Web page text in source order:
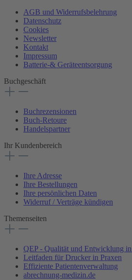
AGB und Widerrufsbelehrung
Datenschutz
Cookies
Newsletter
Kontakt
Impressum
Batterie-& Geräteentsorgung
Buchgeschäft
Buchrezensionen
Buch-Retoure
Handelspartner
Ihr Kundenbereich
Ihre Adresse
Ihre Bestellungen
Ihre persönlichen Daten
Widerruf / Verträge kündigen
Themenseiten
QEP - Qualität und Entwicklung
Leitfaden für Drucker in Praxen
Effiziente Patientenverwaltung
abrechnung-medizin.de